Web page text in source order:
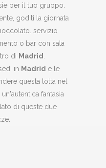
per il tuo gruppo.
goditi la giornata
servizio
o bar con sala
di Madrid
in Madrid e le
questa lotta nel
fantasia
di queste due